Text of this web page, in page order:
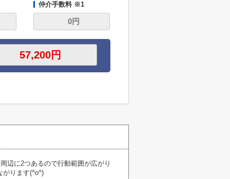
仲介手数料 ※1
辺に2つあるので行動範囲が広がり
がります(^o^)